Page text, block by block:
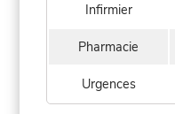
Infirmier
Pharmacie
Urgences